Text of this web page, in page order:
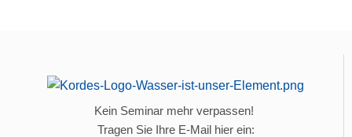
Kein Seminar mehr verpassen!
Tragen Sie Ihre E-Mail hier ein: